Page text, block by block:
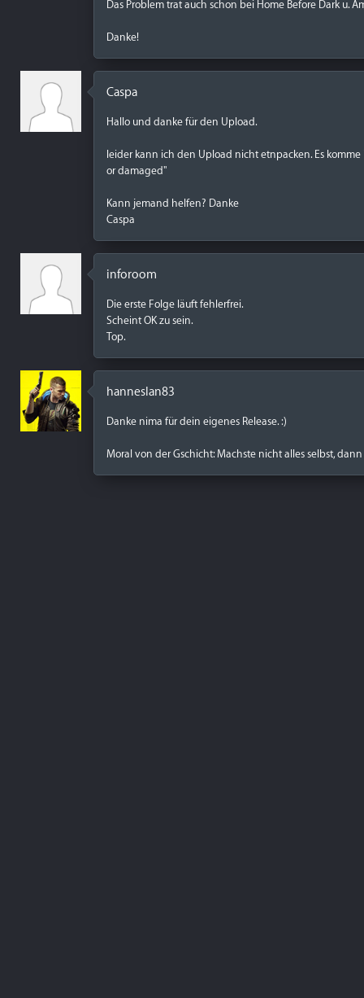
Das Problem trat auch schon bei Home Before Dark u.
Danke!
Caspa
Hallo und danke für den Upload.
leider kann ich den Upload nicht etnpacken. Es
or damaged"
Kann jemand helfen? Danke
Caspa
inforoom
Die erste Folge läuft fehlerfrei.
Scheint OK zu sein.
Top.
hanneslan83
Danke nima für dein eigenes Release. :)
Moral von der Gschicht: Machste nicht alles selbst,